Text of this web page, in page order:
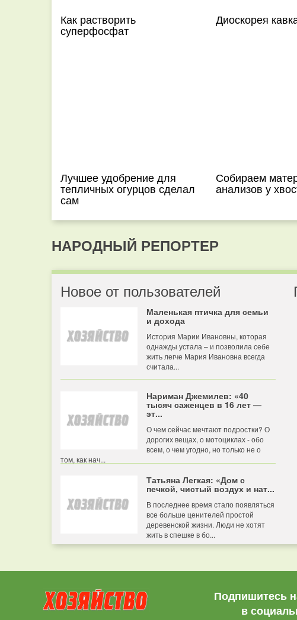
Как растворить
суперфосфат
Диоскорея
Лучшее удобрение для
тепличных огурцов сделал
сам
Собираем
анализов у
НАРОДНЫЙ РЕПОРТЕР
Новое от пользователей
Маленькая птичка для семьи
и дохода
История Марии Ивановны, которая
однажды устала – и позволила себе
жить легче Мария Ивановна всегда
считала...
Нариман Джемилев: «40
тысяч саженцев в 16 лет —
эт...
О чем сейчас мечтают подростки? О
дорогих вещах, о мотоциклах - обо
всем, о чем угодно, но только не о
том, как нач...
Татьяна Легкая: «Дом с
печкой, чистый воздух и нат...
В последнее время стало появляться
все больше ценителей простой
деревенской жизни. Люди не хотят
жить в спешке в бо...
Подпишитесь
в